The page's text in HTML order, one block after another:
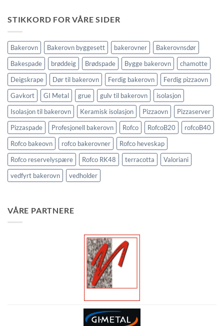
STIKKORD FOR VÅRE SIDER
Bakerovn Bakerovn byggesett bakerovner
Bakerovnsdør
Bakespade
brøddeig Brødspade Bygge bakerovn
chamotte
Deigskrape
Dør til bakerovn Ferdig bakerovn
Ferdig pizzaovn
Gavkort
GI Metal grue gulv til bakerovn
isolasjon
Isolasjon til bakerovn
Keramisk isolasjon Pizzaovn
Pizzaserver
Pizzaspade
Profesjonell bakerovn Rofco RofcoB20
rofcoB40
Rofco bakeovn
rofco bakerovner
Rofco heveskap
Rofco reservelyspære
Rofco RK48 terracotta
Valoriani
vedfyrt bakerovn
vedholder
VÅRE PARTNERE